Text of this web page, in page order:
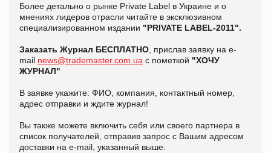
Более детально о рынке Private Label в Украине и о
мнениях лидеров отрасли читайте в эксклюзивном
специализированном издании "PRIVATE LABEL-2011".
Заказать Журнал БЕСПЛАТНО , прислав заявку на e-
mail news@trademaster.com.ua с пометкой "ХОЧУ
ЖУРНАЛ"
В заявке укажите: ФИО, компания, контактный номер,
адрес отправки и ждите журнал!
Вы также можете включить себя или своего партнера в
список получателей, отправив запрос с Вашим адресом
доставки на e-mail, указанный выше.